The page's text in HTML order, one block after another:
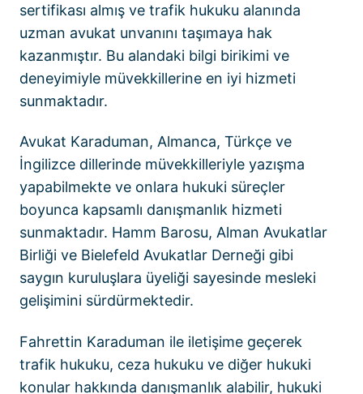
sertifikası almış ve trafik hukuku alanında
uzman avukat unvanını taşımaya hak
kazanmıştır. Bu alandaki bilgi birikimi ve
deneyimiyle müvekkillerine en iyi hizmeti
sunmaktadır.
Avukat Karaduman, Almanca, Türkçe ve
İngilizce dillerinde müvekkilleriyle yazışma
yapabilmekte ve onlara hukuki süreçler
boyunca kapsamlı danışmanlık hizmeti
sunmaktadır. Hamm Barosu, Alman Avukatlar
Birliği ve Bielefeld Avukatlar Derneği gibi
saygın kuruluşlara üyeliği sayesinde mesleki
gelişimini sürdürmektedir.
Fahrettin Karaduman ile iletişime geçerek
trafik hukuku, ceza hukuku ve diğer hukuki
konular hakkında danışmanlık alabilir, hukuki